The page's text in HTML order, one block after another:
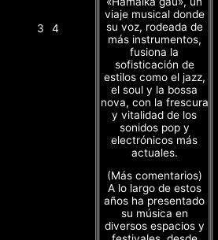
3 4
viaje musical donde
su voz, rodeada de
más instrumentos,
fusiona la
sofisticación de
estilos como el jazz,
el soul y la bossa
nova, con la frescura
y vitalidad de los
sonidos pop y
electrónicos más
actuales.
(Más comentarios)
A lo largo de estos
años ha presentado
su música en
diversos espacios y